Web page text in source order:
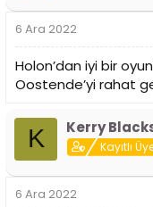
6 Ara 2022
Holon’dan iyi bir
Oostende’yi rahat
K Kerry
Kayıtlı
6 Ara 2022